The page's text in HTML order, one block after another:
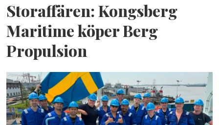
Storaffären: Kongsberg
Maritime köper Berg
Propulsion